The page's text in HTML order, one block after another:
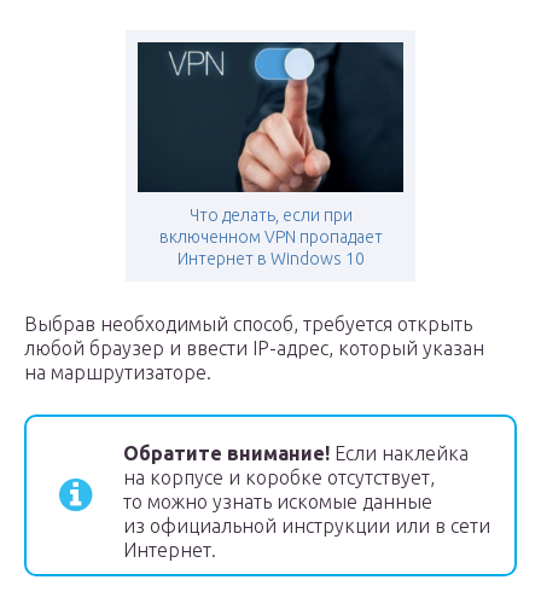
Что делать, если при
включенном VPN пропадает
Интернет в Windows 10
Выбрав необходимый способ, требуется открыть
любой браузер и ввести IP-адрес, который указан
на маршрутизаторе.
Обратите внимание! Если наклейка
на корпусе и коробке отсутствует,
то можно узнать искомые данные
из официальной инструкции или в сети
Интернет.